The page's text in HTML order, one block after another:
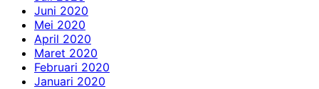
Juni 2020
Mei 2020
April 2020
Maret 2020
Februari 2020
Januari 2020